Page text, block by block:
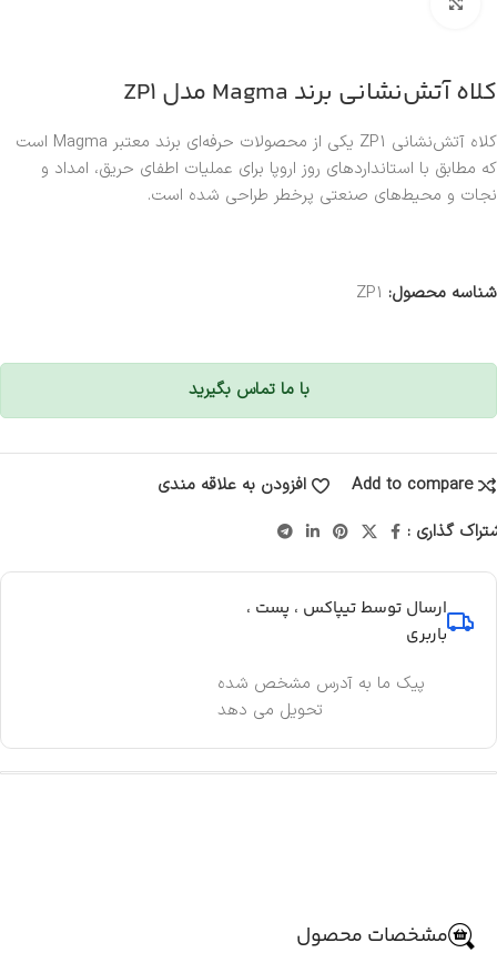
کلاه آتش‌نشانی برند Magma مدل ZP1
کلاه آتش‌نشانی ZP1 یکی از محصولات حرفه‌ای برند معتبر Magma است
که مطابق با استانداردهای روز اروپا برای عملیات اطفای حریق، امداد و
نجات و محیط‌های صنعتی پرخطر طراحی شده است.
شناسه محصول: ZP1
با ما تماس بگیرید
Add to compare
افزودن به علاقه مندی
گذاری :
ارسال توسط تیپاکس ، پست ،
باربری
پیک ما به آدرس مشخص شده
تحویل می دهد
مشخصات محصول